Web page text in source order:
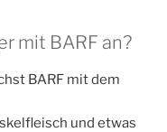
mit BARF an?
BARF mit dem
und etwas